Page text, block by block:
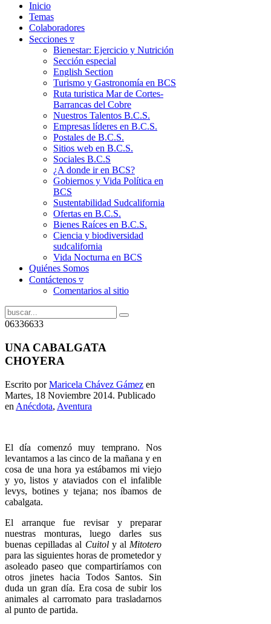
Inicio
Temas
Colaboradores
Secciones ▿
Bienestar: Ejercicio y Nutrición
Sección especial
English Section
Turismo y Gastronomía en BCS
Ruta turistica Mar de Cortes-
Barrancas del Cobre
Nuestros Talentos B.C.S.
Empresas líderes en B.C.S.
Postales de B.C.S.
Sitios web en B.C.S.
Sociales B.C.S
¿A donde ir en BCS?
Gobiernos y Vida Política en
BCS
Sustentabilidad Sudcalifornia
Ofertas en B.C.S.
Bienes Raíces en B.C.S.
Ciencia y biodiversidad
sudcalifornia
Vida Nocturna en BCS
Quiénes Somos
Contáctenos ▿
Comentarios al sitio
06336633
UNA CABALGATA
CHOYERA
Escrito porMaricela Chávez Gámez en
Martes, 18 Noviembre 2014. Publicado
en Anécdota, Aventura
El día comenzó muy temprano. Nos
levantamos a las cinco de la mañana y en
cosa de una hora ya estábamos mi viejo
y yo, listos y ataviados con el infalible
levys, botines y tejana; nos íbamos de
cabalgata.
El arranque fue revisar y preparar
nuestras monturas, luego darles sus
buenas cepilladas al Cuitoly al Mitotero
para las siguientes horas de prometedor y
asoleado paseo que compartiríamos con
otros jinetes hacia Todos Santos. Sin
duda un gran día. Era cosa de subir los
animales al carromato para trasladarnos
al punto de partida.